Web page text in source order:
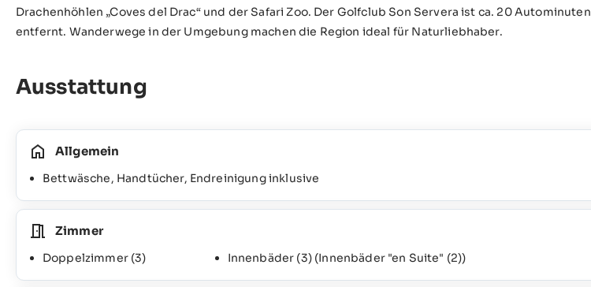
Drachenhöhlen „Coves del Drac“ und der Safari Zoo. Der Golfclub Son Servera ist ca. 20 Autominuten
entfernt. Wanderwege in der Umgebung machen die Region ideal für Naturliebhaber.
Ausstattung
Allgemein
Bettwäsche, Handtücher, Endreinigung inklusive
Zimmer
Doppelzimmer (3) Innenbäder (3)(Innenbäder "en Suite" (2))